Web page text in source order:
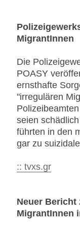
MigrantInnen
Die
POASY
ernsthafte
"irregulären
seien
führten in den
gar zu
:: tvxs.gr
Neuer
MigrantInnen